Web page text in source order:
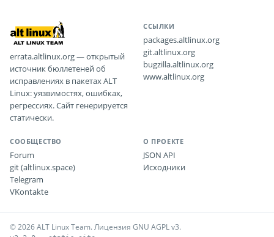
errata.altlinux.org — открытый
источник бюллетеней об
исправлениях в пакетах ALT
Linux: уязвимостях, ошибках,
регрессиях. Сайт генерируется
статически.
ССЫЛКИ
packages.altlinux.org
git.altlinux.org
bugzilla.altlinux.org
www.altlinux.org
СООБЩЕСТВО
Forum
git (altlinux.space)
Telegram
VKontakte
О ПРОЕКТЕ
JSON API
Исходники
© 2026 ALT Linux Team. Лицензия GNU AGPL v3.